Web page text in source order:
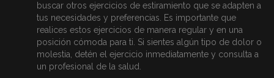
buscar otros ejercicios de estiramiento que se adapten a
tus necesidades y preferencias. Es importante que
realices estos ejercicios de manera regular y en una
posición cómoda para ti. Si sientes algún tipo de dolor o
molestia, detén el ejercicio inmediatamente y consulta a
un profesional de la salud.